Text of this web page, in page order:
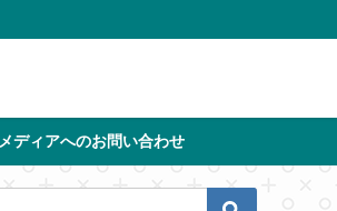
メディアへのお問い合わせ